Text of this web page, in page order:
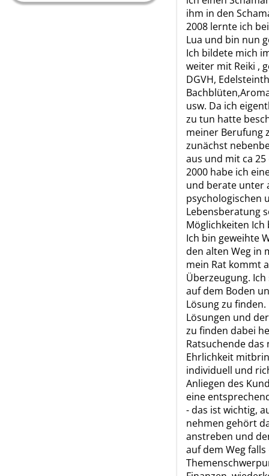
ihm in den
2008 lernte ich
Lua und bin nun
Ich bildete mich
weiter mit Reiki ,
DGVH,
usw. Da ich
zu tun hatte
meiner Berufung
zunächst
aus und mit ca
2000 habe ich
und berate unter
psychologischen
Lebensberatung
Möglichkeiten
Ich bin geweihte
den alten Weg in
mein Rat kommt
Überzeugung.
auf dem Boden
Lösung zu
Lösungen und
zu finden dabei
Ratsuchende
Ehrlichkeit
individuell und
Anliegen des
eine
- das ist wichtig,
nehmen gehört
anstreben und
auf dem Weg